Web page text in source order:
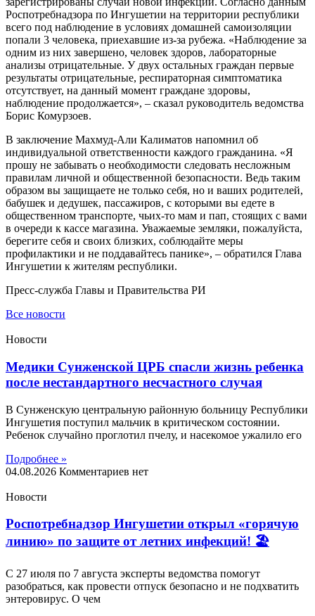
Роспотребнадзора по Ингушетии на территории республики
всего под наблюдение в условиях домашней самоизоляции
попали 3 человека, приехавшие из-за рубежа. «Наблюдение за
одним из них завершено, человек здоров, лабораторные
анализы отрицательные. У двух остальных граждан первые
результаты отрицательные, респираторная симптоматика
отсутствует, на данный момент граждане здоровы,
наблюдение продолжается», – сказал руководитель ведомства
Борис Комурзоев.
В заключение Махмуд-Али Калиматов напомнил об
индивидуальной ответственности каждого гражданина. «Я
прошу не забывать о необходимости следовать несложным
правилам личной и общественной безопасности. Ведь таким
образом вы защищаете не только себя, но и ваших родителей,
бабушек и дедушек, пассажиров, с которыми вы едете в
общественном транспорте, чьих-то мам и пап, стоящих с вами
в очереди к кассе магазина. Уважаемые земляки, пожалуйста,
берегите себя и своих близких, соблюдайте меры
профилактики и не поддавайтесь панике», – обратился Глава
Ингушетии к жителям республики.
Пресс-служба Главы и Правительства РИ
Все новости
Новости
Медики Сунженской ЦРБ спасли жизнь ребенка
после нестандартного несчастного случая
В Сунженскую центральную районную больницу Республики
Ингушетия поступил мальчик в критическом состоянии.
Ребенок случайно проглотил пчелу, и насекомое ужалило его
Подробнее »
04.08.2026 Комментариев нет
Новости
Роспотребнадзор Ингушетии открыл «горячую
линию» по защите от летних инфекций! 🏖
С 27 июля по 7 августа эксперты ведомства помогут
разобраться, как провести отпуск безопасно и не подхватить
энтеровирус. О чем